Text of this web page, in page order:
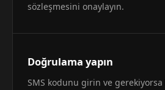
sözleşmesini onaylayın.
Doğrulama yapın
SMS kodunu girin ve